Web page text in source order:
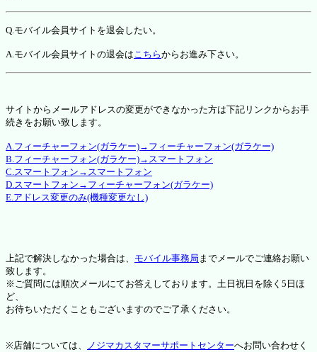
Q.モバイル会員サイトを退会したい。
A.モバイル会員サイトの退会はこちらからお進み下さい。
サイトからメールアドレスの変更ができなかった方は下記リンクからお手
続きをお願い致します。
A.フィーチャーフォン(ガラケー)→フィーチャーフォン(ガラケー)
B.フィーチャーフォン(ガラケー)→スマートフォン
C.スマートフォン→スマートフォン
D.スマートフォン→フィーチャーフォン(ガラケー)
E.アドレス変更のみ(機種変更なし)
上記で解決しなかった場合は、 モバイル事務局 までメールでご連絡お願い
致します。
※ご質問には順次メールにてお答えしております。土日祝日を除く5日ほ
ど、
お待ちいただくこともございますのでご了承ください。
※店舗については、 ノジマカスタマーサポートセンターへお問い合わせく